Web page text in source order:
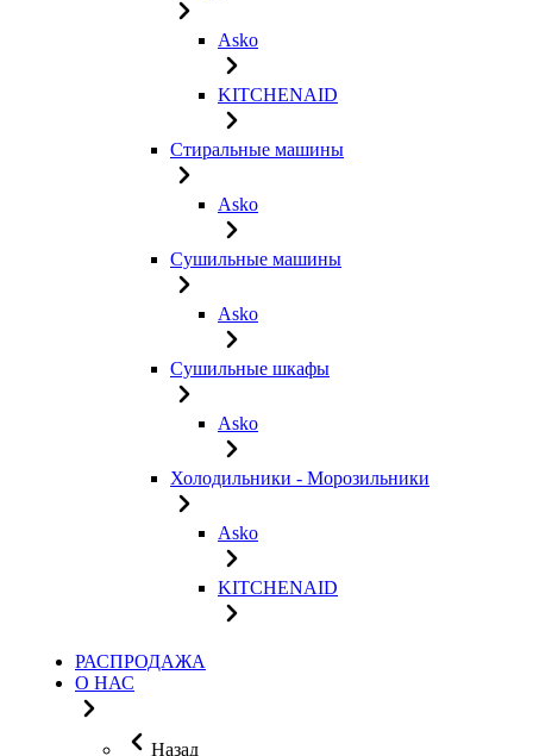
Asko
KITCHENAID
Стиральные машины
Asko
Сушильные машины
Asko
Сушильные шкафы
Asko
Холодильники - Морозильники
Asko
KITCHENAID
РАСПРОДАЖА
О НАС
Назад